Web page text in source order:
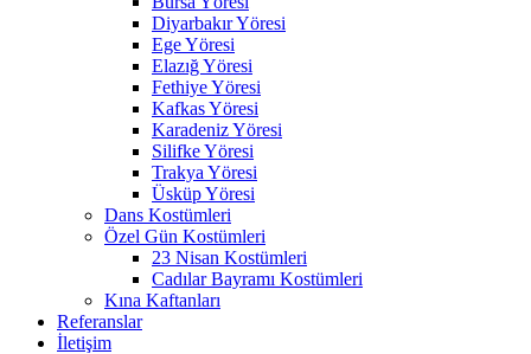
Diyarbakır Yöresi
Ege Yöresi
Elazığ Yöresi
Fethiye Yöresi
Kafkas Yöresi
Karadeniz Yöresi
Silifke Yöresi
Trakya Yöresi
Üsküp Yöresi
Dans Kostümleri
Özel Gün Kostümleri
23 Nisan Kostümleri
Cadılar Bayramı Kostümleri
Kına Kaftanları
Referanslar
İletişim